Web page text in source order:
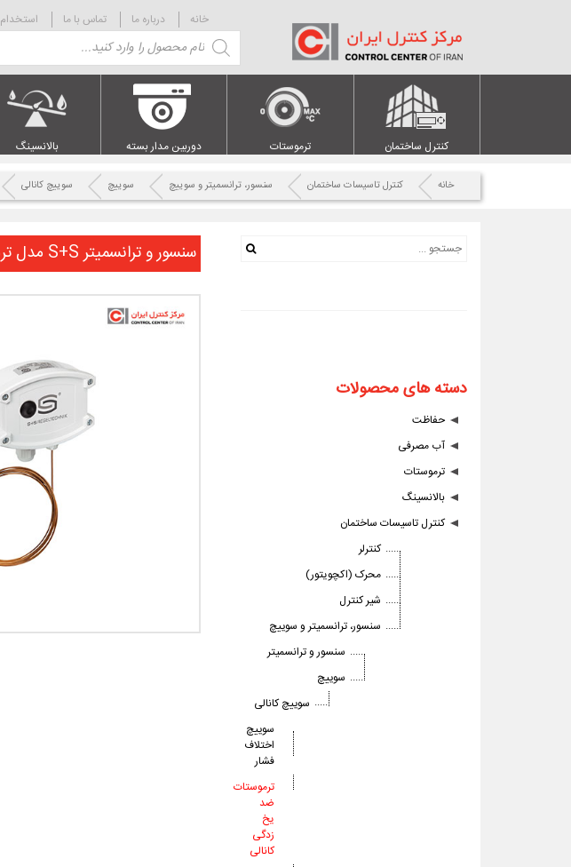
خانه درباره ما تماس با ما استخدام
Products
search
کنترل ساختمان ترموستات دوربین مدار بسته بالانسینگ
خانه کنترل تاسیسات ساختمان سنسور، ترانسمیتر و سوییچ سوییچ سوییچ کانالی
دسته های محصولات
حفاظت
آب مصرفی
ترموستات
بالانسینگ
کنترل تاسیسات ساختمان
کنترلر
محرک (اکچویتور)
شیر کنترل
سنسور، ترانسمیتر و سوییچ
سنسور و ترانسمیتر
سوییچ
سوییچ کانالی
سوییچ
اختلاف
فشار
ترموستات
ضد
یخ
زدگی
کانالی
سنسور و ترانسمیتر S+S مدل ترموستات ضد یخ زدگی